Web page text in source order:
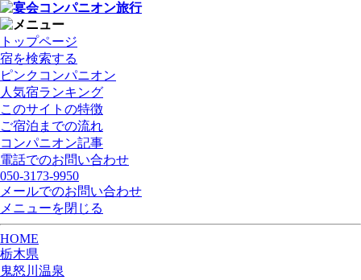
トップページ
宿を検索する
ピンクコンパニオン
人気宿ランキング
このサイトの特徴
ご宿泊までの流れ
コンパニオン記事
電話でのお問い合わせ
050-3173-9950
メールでのお問い合わせ
メニューを閉じる
HOME
栃木県
鬼怒川温泉